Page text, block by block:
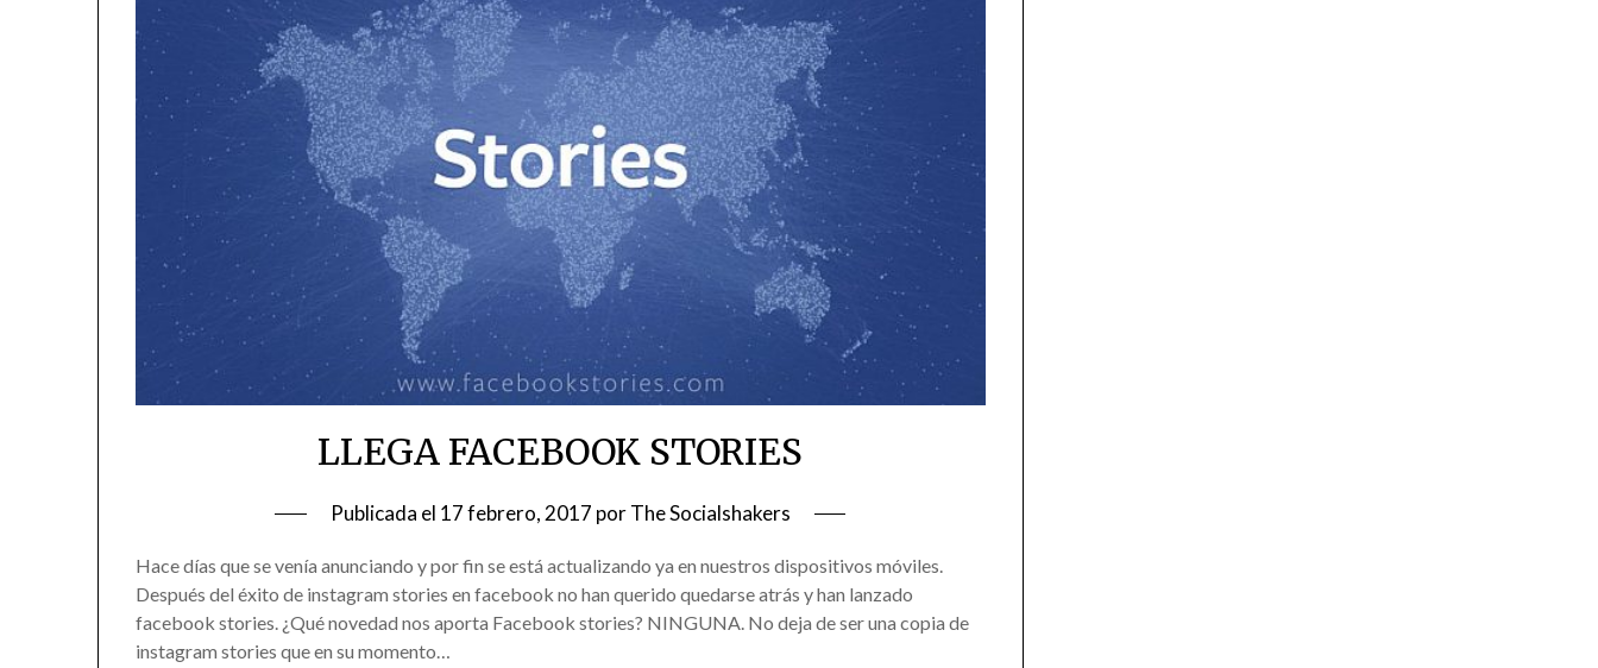
LLEGA FACEBOOK STORIES
Publicada el 17 febrero, 2017 porThe Socialshakers
Hace días que se venía anunciando y por fin se está actualizando ya en nuestros dispositivos móviles.
Después del éxito de instagram stories en facebook no han querido quedarse atrás y han lanzado
facebook stories. ¿Qué novedad nos aporta Facebook stories? NINGUNA. No deja de ser una copia de
instagram stories que en su momento…